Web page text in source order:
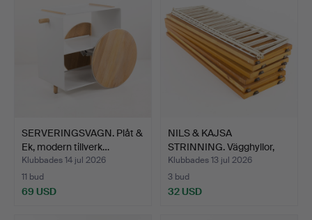
SERVERINGSVAGN. Plåt &
Ek, modern tillverk…
Klubbades 14 jul 2026
11 bud
69 USD
NILS & KAJSA
STRINNING. Vägghyllor,
"The L…
Klubbades 13 jul 2026
3 bud
32 USD